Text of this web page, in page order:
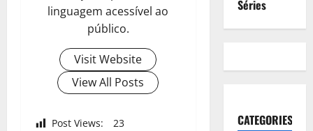
linguagem acessível ao
público.
Visit Website
View All Posts
Post Views: 23
Séries
CATEGORIES